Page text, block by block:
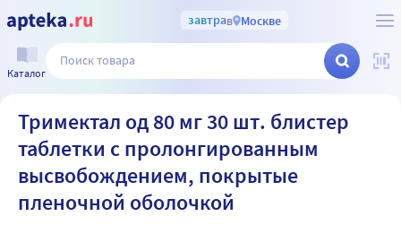
завтрав Москве
Каталог
Тримектал од 80 мг 30 шт. блистер
таблетки с пролонгированным
высвобождением, покрытые
пленочной оболочкой